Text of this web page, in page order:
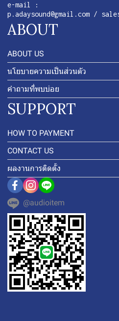
e-mail :
p.adaysound@gmail.com /
ABOUT
ABOUT US
นโยบายความเป็นส่วนตัว
คำถามที่พบบ่อย
SUPPORT
HOW TO PAYMENT
CONTACT US
ผลงานการติดตั้ง
@audioitem